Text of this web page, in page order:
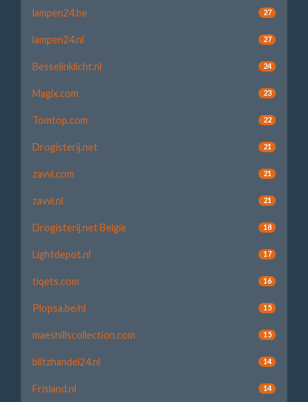
lampen24.be 27
lampen24.nl 27
Besselinklicht.nl 24
Magix.com 23
Tomtop.com 22
Drogisterij.net 21
zavvi.com 21
zavvi.nl 21
Drogisterij.net Belgie 18
Lightdepot.nl 17
tiqets.com 16
Plopsa.be/nl 15
maeshillscollection.com 15
blitzhandel24.nl 14
Frisland.nl 14